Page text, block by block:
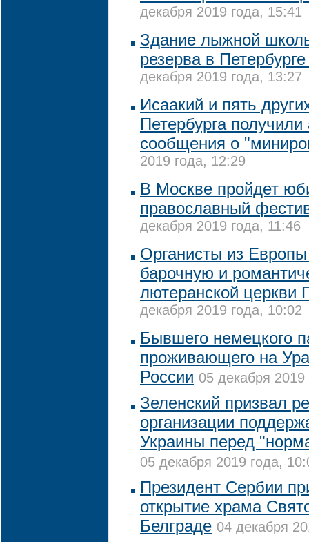
декабря 2019 года, 15:41
Здание лыжной
резерва в
декабря 2019 года, 13:27
Исаакий и пять
Петербурга
сообщения о
2019 года, 12:29
В Москве пройдет
православный
декабря 2019 года, 11:46
Органисты из
барочную и
лютеранской церкви
декабря 2019 года, 10:02
Бывшего немецкого
проживающего на
России 05 декабря 2019
Зеленский призвал
организации
Украины перед
05 декабря 2019 года,
Президент Сербии
открытие храма
Белграде 04 декабря